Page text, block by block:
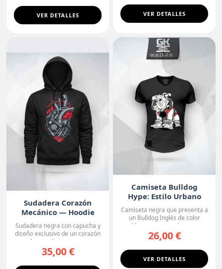
VER DETALLES VER DETALLES
Sudadera Corazón
Mecánico — Hoodie
Sudadera negra con capucha y
diseño exclusivo de un corazón
biomecánico, con ...
35,00 €
Camiseta Bulldog
Hype: Estilo Urbano
Camiseta negra que presenta a
un Bulldog Inglés de color
blanco con manchas o...
26,00 €
VER DETALLES